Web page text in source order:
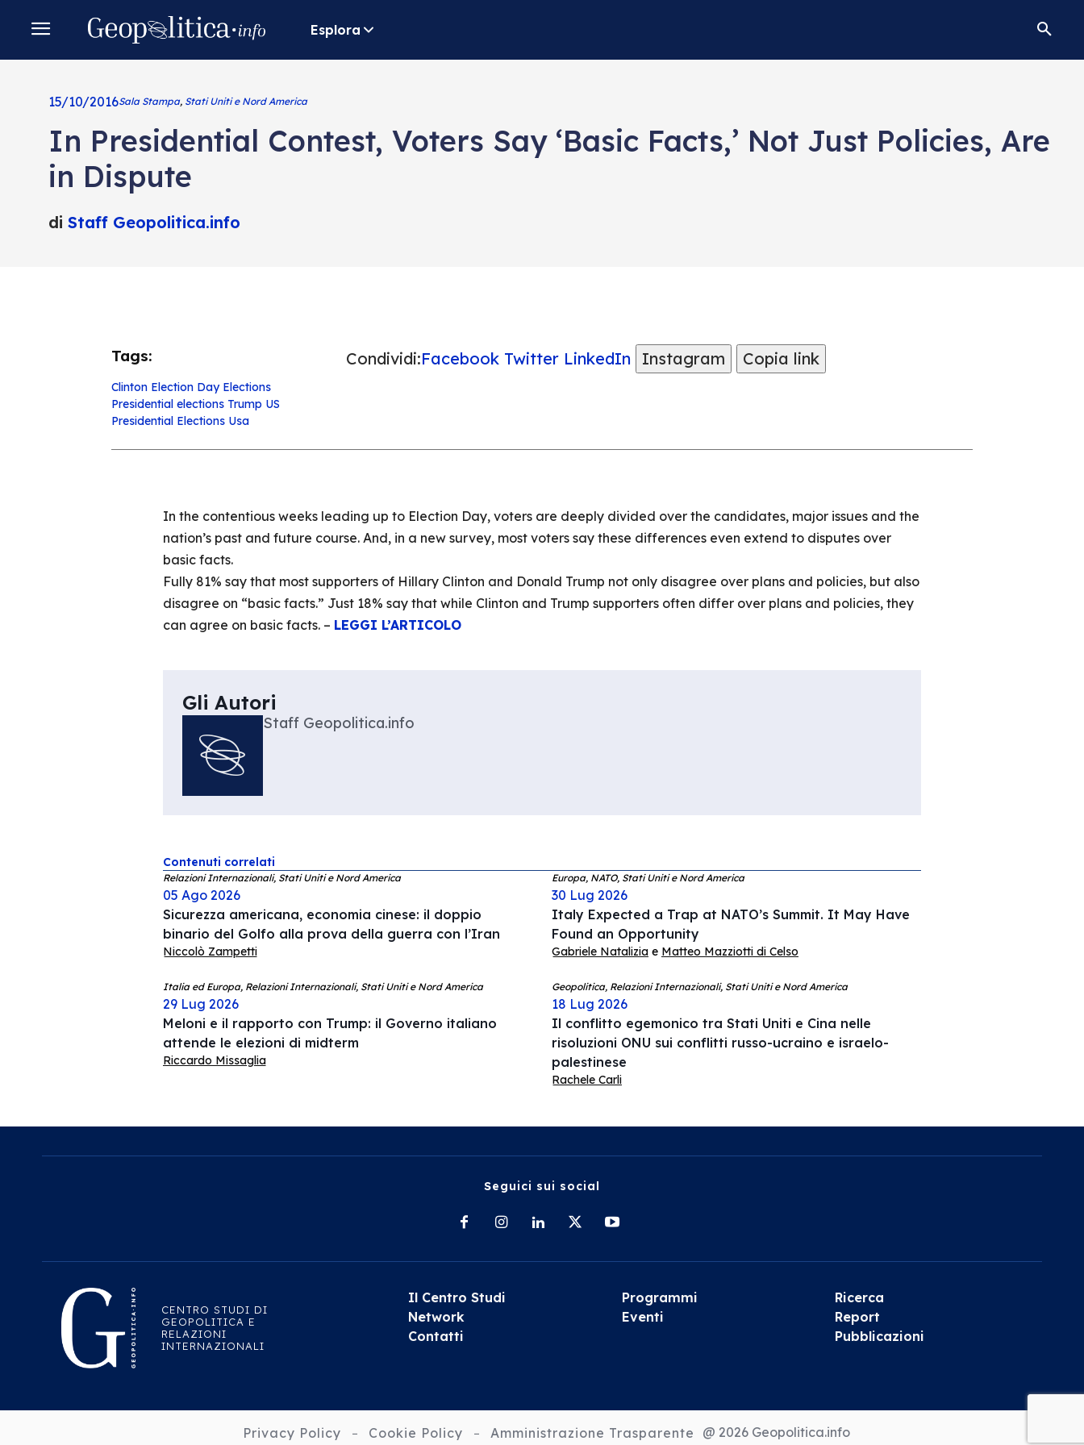
Esplora
15/10/2016Sala Stampa, Stati Uniti e Nord America
In Presidential Contest, Voters Say ‘Basic Facts,’ Not Just Policies, Are
in Dispute
di Staff Geopolitica.info
Tags:
Clinton Election Day Elections
Presidential elections Trump US
Presidential Elections Usa
Condividi:Facebook Twitter LinkedIn Instagram Copia link
In the contentious weeks leading up to Election Day, voters are deeply divided over the candidates, major issues and the
nation’s past and future course. And, in a new survey, most voters say these differences even extend to disputes over
basic facts.
Fully 81% say that most supporters of Hillary Clinton and Donald Trump not only disagree over plans and policies, but also
disagree on “basic facts.” Just 18% say that while Clinton and Trump supporters often differ over plans and policies, they
can agree on basic facts. – LEGGI L’ARTICOLO
Gli Autori
Staff Geopolitica.info
Contenuti correlati
Relazioni Internazionali, Stati Uniti e Nord America
05 Ago 2026
Sicurezza americana, economia cinese: il doppio
binario del Golfo alla prova della guerra con l’Iran
Niccolò Zampetti
Europa, NATO, Stati Uniti e Nord America
30 Lug 2026
Italy Expected a Trap at NATO’s Summit. It May Have
Found an Opportunity
Gabriele Natalizia e Matteo Mazziotti di Celso
Italia ed Europa, Relazioni Internazionali, Stati Uniti e Nord America
29 Lug 2026
Meloni e il rapporto con Trump: il Governo italiano
attende le elezioni di midterm
Riccardo Missaglia
Geopolitica, Relazioni Internazionali, Stati Uniti e Nord America
18 Lug 2026
Il conflitto egemonico tra Stati Uniti e Cina nelle
risoluzioni ONU sui conflitti russo-ucraino e israelo-
palestinese
Rachele Carli
Seguici sui social
CENTRO STUDI DI
GEOPOLITICA E
RELAZIONI
INTERNAZIONALI
Il Centro Studi
Network
Contatti
Programmi
Eventi
Ricerca
Report
Pubblicazioni
Privacy Policy Cookie Policy Amministrazione Trasparente @ 2026 Geopolitica.info